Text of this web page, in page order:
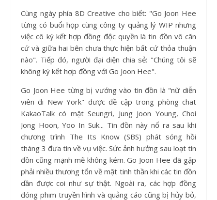
Cùng ngày phía 8D Creative cho biết: "Go Joon Hee
từng có buổi họp cùng công ty quảng lý WIP nhưng
việc cô ký kết hợp đồng độc quyền là tin đồn vô căn
cứ và giữa hai bên chưa thực hiện bất cứ thỏa thuận
nào". Tiếp đó, người đại diện chia sẻ: "Chúng tôi sẽ
không ký kết hợp đồng với Go Joon Hee".
Go Joon Hee từng bị vướng vào tin đồn là "nữ diễn
viên đi New York" được đề cập trong phòng chat
KakaoTalk có mặt Seungri, Jung Joon Young, Choi
Jong Hoon, Yoo In Suk... Tin đồn này nổ ra sau khi
chương trình The Its Know (SBS) phát sóng hồi
tháng 3 đưa tin về vụ việc. Sức ảnh hưởng sau loạt tin
đồn cũng mạnh mẽ không kém. Go Joon Hee đã gặp
phải nhiều thương tổn về mặt tinh thần khi các tin đồn
dần được coi như sự thật. Ngoài ra, các hợp đồng
đóng phim truyền hình và quảng cáo cũng bị hủy bỏ,